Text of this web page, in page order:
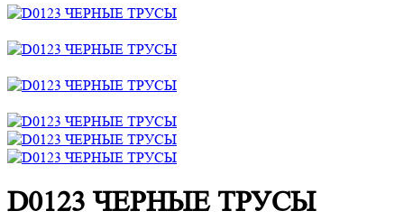
D0123 ЧЕРНЫЕ ТРУСЫ